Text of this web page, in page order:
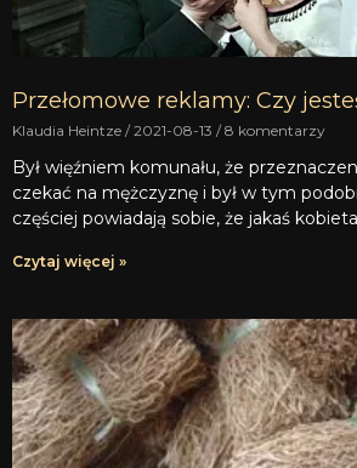
Przełomowe reklamy: Czy
Klaudia Heintze 2021-08-13 8 komentarzy
Był więźniem komunału, że
czekać na mężczyznę i był w tym
częściej powiadają sobie, że jakaś
Czytaj więcej »